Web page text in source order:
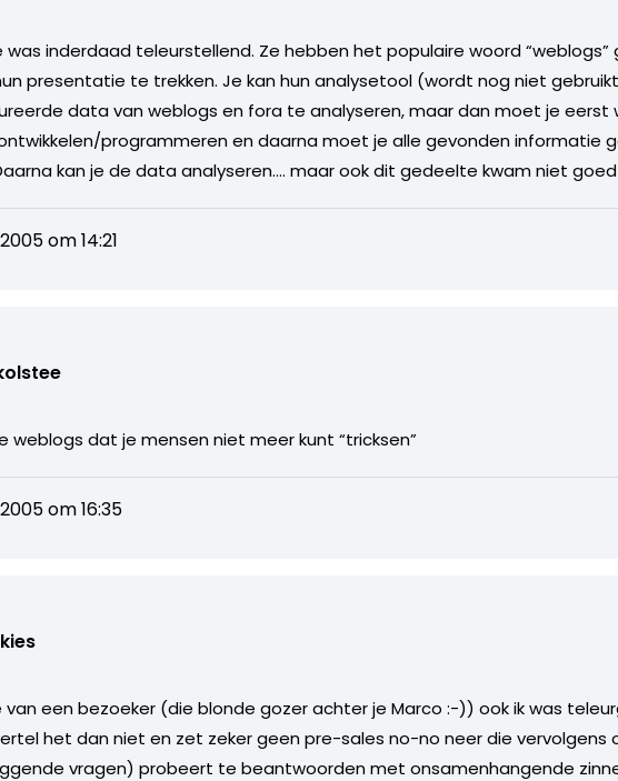
inderdaad teleurstellend. Ze hebben het populaire woord
presentatie te trekken. Je kan hun analysetool (wordt nog niet
data van weblogs en fora te analyseren, maar dan moet je eerst
programmeren en daarna moet je alle gevonden informatie
kan je de data analyseren…. maar ook dit gedeelte kwam niet
om 14:21
weblogs dat je mensen niet meer kunt “tricksen”
om 16:35
van een bezoeker (die blonde gozer achter je Marco :-)) ook ik was
het dan niet en zet zeker geen pre-sales no-no neer die vervolgens
vragen) probeert te beantwoorden met onsamenhangende